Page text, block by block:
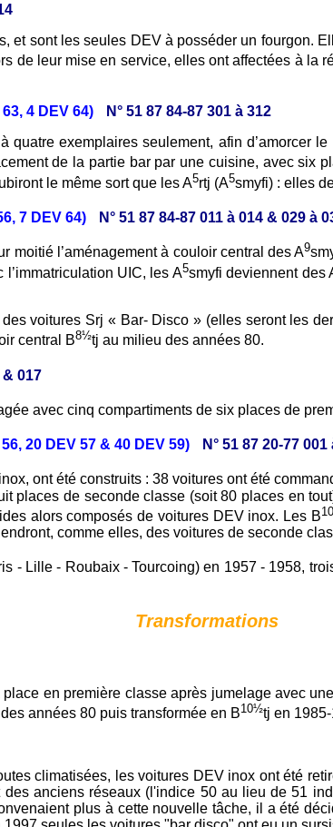
et sont les seules DEV à posséder un fourgon.
de leur mise en service, elles ont affectées à la
4 DEV 64)
N° 51 87 84-87 301 à 312
exemplaires seulement, afin d’amorcer
de la partie bar par une cuisine, avec six
le même sort que les A5rtj (A5smyfi) : elles
7 DEV 64) N° 51 87 84-87 011 à 014 & 029 à
moitié l’aménagement à couloir central des A9
UIC, les A5smyfi deviennent des
voitures Srj « Bar- Disco » (elles seront les
central B8½tj au milieu des années 80.
& 017
avec cinq compartiments de six places de
20 DEV 57 & 40 DEV 59) N° 51 87 20-77 001
ont été construits : 38 voitures ont été
places de seconde classe (soit 80 places en
alors composés de voitures DEV inox. Les B10
comme elles, des voitures de seconde
- Lille - Roubaix - Tourcoing) en 1957 - 1958,
Transformations
en première classe après jumelage avec
années 80 puis transformée en B10½tj en
climatisées, les voitures DEV inox ont été
anciens réseaux (l'indice 50 au lieu de 51
plus à cette nouvelle tâche, il a été